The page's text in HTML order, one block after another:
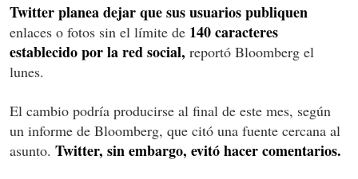
Twitter planea dejar que sus usuarios publiquen
enlaces o fotos sin el límite de 140 caracteres
establecido por la red social, reportó Bloomberg el
lunes.
El cambio podría producirse al final de este mes, según
un informe de Bloomberg, que citó una fuente cercana al
asunto. Twitter, sin embargo, evitó hacer comentarios.